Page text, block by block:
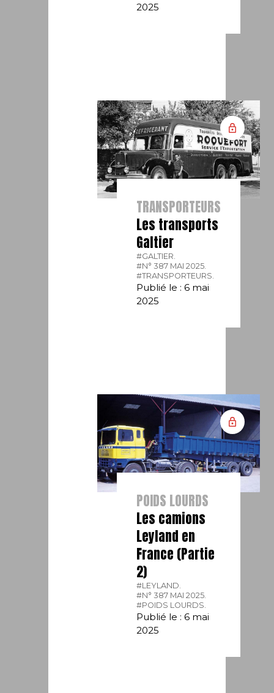
2025
TRANSPORTEURS
Les transports
Galtier
#GALTIER.
#N° 387 MAI 2025.
#TRANSPORTEURS.
Publié le : 6 mai
2025
POIDS LOURDS
Les camions
Leyland en
France (Partie
2)
#LEYLAND.
#N° 387 MAI 2025.
#POIDS LOURDS.
Publié le : 6 mai
2025